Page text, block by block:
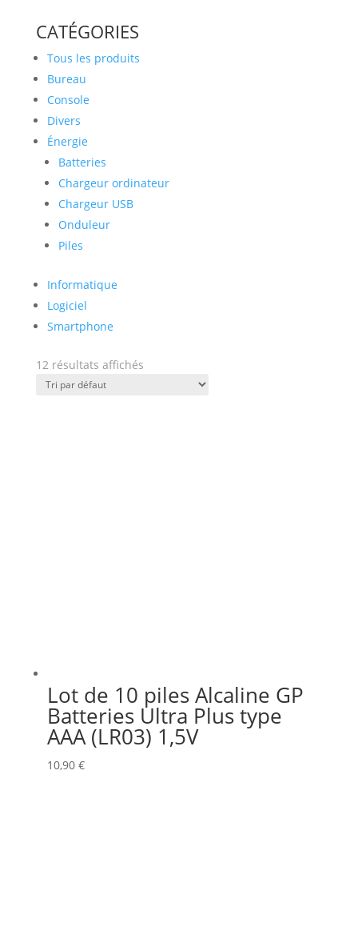
CATÉGORIES
Tous les produits
Bureau
Console
Divers
Énergie
Batteries
Chargeur ordinateur
Chargeur USB
Onduleur
Piles
Informatique
Logiciel
Smartphone
12 résultats affichés
Lot de 10 piles Alcaline GP
Batteries Ultra Plus type
AAA (LR03) 1,5V
10,90 €